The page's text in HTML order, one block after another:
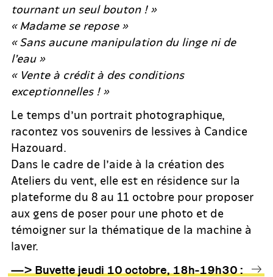
tournant un seul bouton ! »
« Madame se repose »
« Sans aucune manipulation du linge ni de
l’eau »
« Vente à crédit à des conditions
exceptionnelles ! »
Le temps d’un portrait photographique,
racontez vos souvenirs de lessives à Candice
Hazouard.
Dans le cadre de l’aide à la création des
Ateliers du vent, elle est en résidence sur la
plateforme du 8 au 11 octobre pour proposer
aux gens de poser pour une photo et de
témoigner sur la thématique de la machine à
laver.
—> Buvette jeudi 10 octobre, 18h-19h30 :